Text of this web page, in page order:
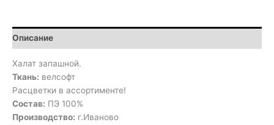
Описание
Халат запашной.
Ткань: велсофт
Расцветки в ассортименте!
Состав: ПЭ 100%
Производство: г.Иваново